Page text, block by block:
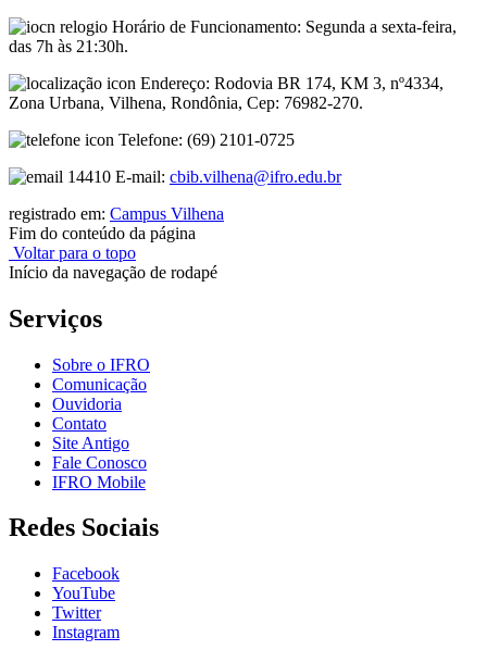
Horário de Funcionamento: Segunda a sexta-feira,
das 7h às 21:30h.
Endereço: Rodovia BR 174, KM 3, nº4334,
Zona Urbana, Vilhena, Rondônia, Cep: 76982-270.
Telefone: (69) 2101-0725
E-mail: cbib.vilhena@ifro.edu.br
registrado em: Campus Vilhena
Fim do conteúdo da página
Voltar para o topo
Início da navegação de rodapé
Serviços
Sobre o IFRO
Comunicação
Ouvidoria
Contato
Site Antigo
Fale Conosco
IFRO Mobile
Redes Sociais
Facebook
YouTube
Twitter
Instagram